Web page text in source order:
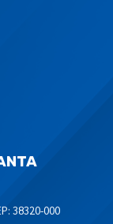
38320-000